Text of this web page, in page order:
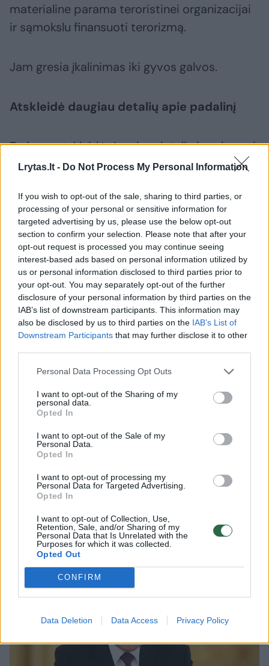
Lrytas.lt - Do Not Process My Personal Information
If you wish to opt-out of the sale, sharing to third parties, or
processing of your personal or sensitive information for
targeted advertising by us, please use the below opt-out
section to confirm your selection. Please note that after your
opt-out request is processed you may continue seeing
interest-based ads based on personal information utilized by
us or personal information disclosed to third parties prior to
your opt-out. You may separately opt-out of the further
disclosure of your personal information by third parties on the
IAB’s list of downstream participants. This information may
also be disclosed by us to third parties on the IAB’s List of
Downstream Participants that may further disclose it to other
Personal Data Processing Opt Outs
I want to opt-out of the Sharing of my
personal data.
Opted In
I want to opt-out of the Sale of my
Personal Data.
Opted In
I want to opt-out of processing my
Personal Data for Targeted Advertising.
Opted In
I want to opt-out of Collection, Use,
Retention, Sale, and/or Sharing of my
Personal Data that Is Unrelated with the
Purposes for which it was collected.
Opted Out
CONFIRM
Data Deletion Data Access Privacy Policy
materialine parama teroristinei organizacijai
ir sąmokslu finansuoti terorizmą.
Jam gresia įkalinimas iki gyvos galvos.
Atskleidė daugiau detalių apie padalinį
Tyrimas atskleidė daugiau detalių ir apie pati
padalinį. Centras 795 buvo įkurtas 2022 m.
suformuotas.
Šis padalinys buvo sukurtas kaip alternatyva
161-ajam GRU mokymo centrui, kuris žinomas
dėl bandymo nunuodyti buvusį Rusijos šnipą
Sergejų Skripalį.
„The Insider“ pažymi, kad Centro 795
agentams buvo pavesta vykdyti visiškai
slaptas užduotis. Padalinio vadovas
atsiskaito tiesiogiai Rusijos Generalinio štabo
vadui Valerijui Gerasimovui arba gynybos
Pasak leidinio, Centras 795 įsikūręs
„Kalašnikov“ koncerno mokymo centro
patalpose. Padalinio finansavime dalyvauja
koncerno bendrasavininkis oligarchas
Andrejus Bokariovas.